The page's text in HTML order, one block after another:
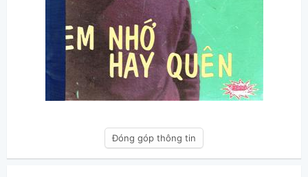
Đóng góp thông tin